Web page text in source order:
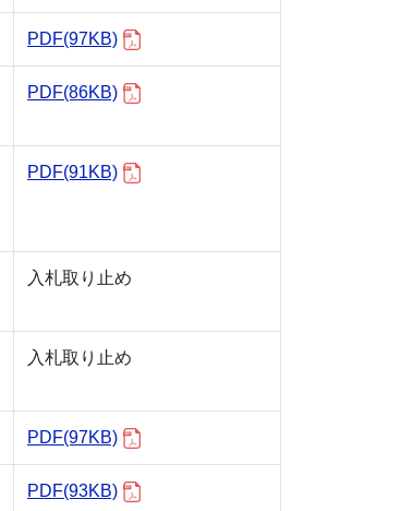
PDF(97KB)
PDF(86KB)
PDF(91KB)
入札取り止め
入札取り止め
PDF(97KB)
PDF(93KB)